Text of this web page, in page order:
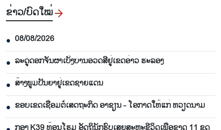
ຂ່າວ/ບົດ​ໃໝ່
● 08/08/2026
● ລະດູດອກຈັນຜາເບັ່ງບານອວດສີຢູ່ເຂດອ່າວ ຮະລອງ
● ສ້າງພູມປັນຍາຢູ່ເຂດຊາຍແດນ
● ຂອບເຂດເຊື່ອມຕໍ່ເສດຖະກິດ ອາຊຽນ - ໂອກາດໃຫ້ແກ່ ຫວຽດນາມ